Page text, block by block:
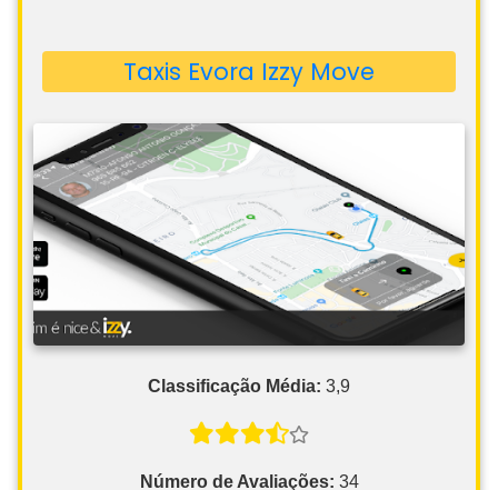
3,9
Número de Avaliações:
Depoimento:Condutor muito acessível, serviço não